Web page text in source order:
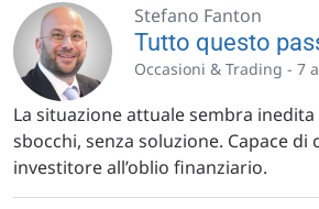
Stefano Fanton
Tutto questo
Occasioni & Trading - 7
La situazione attuale sembra inedita
sbocchi, senza soluzione. Capace
investitore all’oblio finanziario.